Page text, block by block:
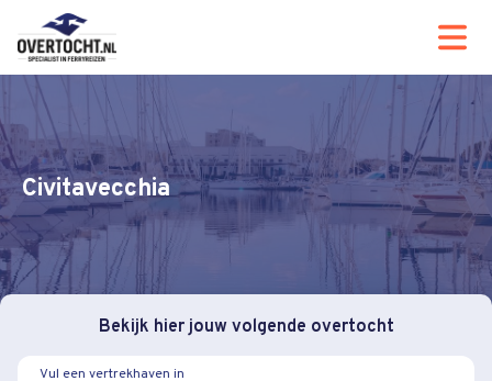
Civitavecchia
Bekijk hier jouw volgende overtocht